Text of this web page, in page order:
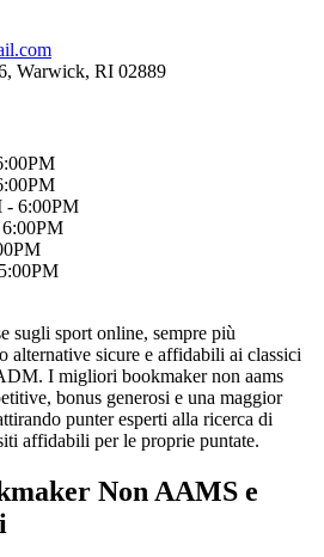
Warwick, RI 02889
- 6:00PM
sugli sport online, sempre più
alternative sicure e affidabili ai classici
I migliori bookmaker non aams
bonus generosi e una maggior
punter esperti alla ricerca di
affidabili per le proprie puntate.
Non AAMS e